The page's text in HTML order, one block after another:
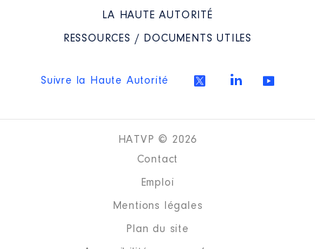
LA HAUTE AUTORITÉ
RESSOURCES / DOCUMENTS UTILES
Suivre la Haute Autorité
HATVP © 2026
Contact
Emploi
Mentions légales
Plan du site